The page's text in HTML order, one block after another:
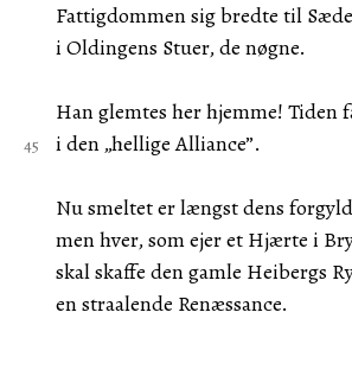
Fattigdommen sig bredte til Sæde
i Oldingens Stuer, de nøgne.
Han glemtes her hjemme! Tiden
i den „hellige Alliance”.
Nu smeltet er længst dens
men hver, som ejer et Hjærte i
skal skaffe den gamle Heibergs
en straalende Renæssance.